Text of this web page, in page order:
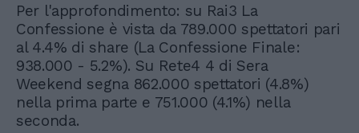
Per l'approfondimento: su Rai3 La
Confessione è vista da 789.000 spettatori pari
al 4.4% di share (La Confessione Finale:
938.000 - 5.2%). Su Rete4 4 di Sera
Weekend segna 862.000 spettatori (4.8%)
nella prima parte e 751.000 (4.1%) nella
seconda.